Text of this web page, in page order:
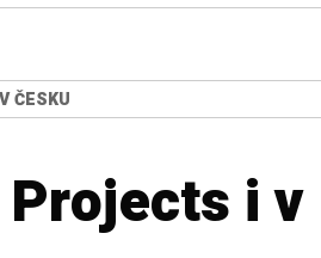
ČESKU
i v